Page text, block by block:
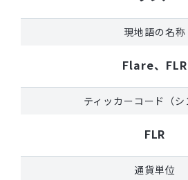
現地語の名称
Flare、FLR
ティッカーコード（シ
FLR
通貨単位